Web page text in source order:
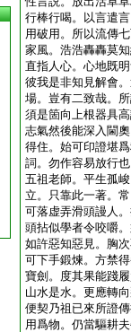
行棒行喝。以言遣
用破用。所以流傳
家風。浩浩轟轟莫
直指人心。心地既
彼我是非知見解會
場。豈有二致哉。
須是箇向上根器具
志氣然後能深入閫
得住。始可印證堪
詞。勿作容易放行也
五祖老師。平生孤
立。只靠此一著。
可落虚弄滑頭謾人
頭拈似學者令咬嚼
如許惡知惡見。胸
可下手鍛煉。方禁
寶劍。度其果能踐
山水是水。更應轉
便契乃祖已來所證
用爲物。仍當驅耕